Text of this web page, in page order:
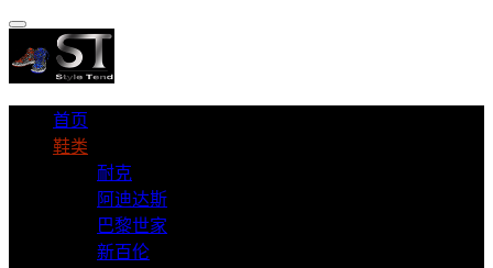
首页
鞋类
耐克
阿迪达斯
巴黎世家
新百伦